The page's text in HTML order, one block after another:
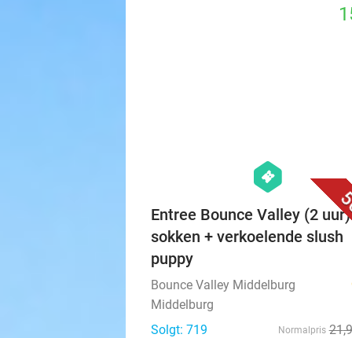
hexagon
events
Entree Bounce Valley (2
sokken + verkoelende slush
puppy
Bounce Valley Middelburg
Middelburg
Solgt: 719
Normalpris 21